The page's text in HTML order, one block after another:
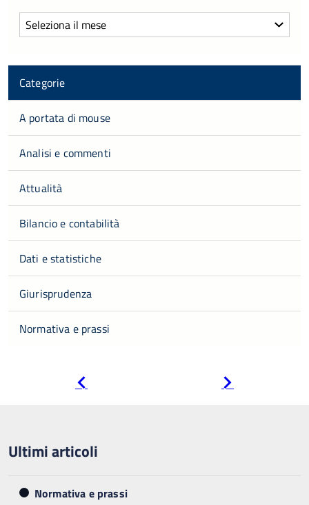
Archivi
Categorie
A portata di mouse
Analisi e commenti
Attualità
Bilancio e contabilità
Dati e statistiche
Giurisprudenza
Normativa e prassi
Ultimi articoli
Normativa e prassi